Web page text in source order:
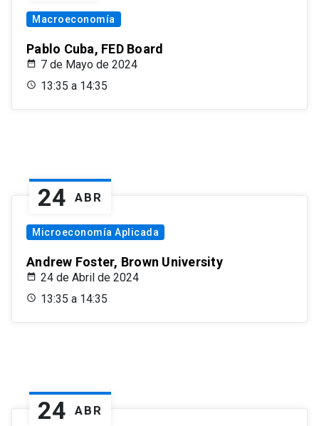
Macroeconomía
Pablo Cuba, FED Board
7 de Mayo de 2024
13:35 a 14:35
24 ABR
Microeconomía Aplicada
Andrew Foster, Brown University
24 de Abril de 2024
13:35 a 14:35
24 ABR